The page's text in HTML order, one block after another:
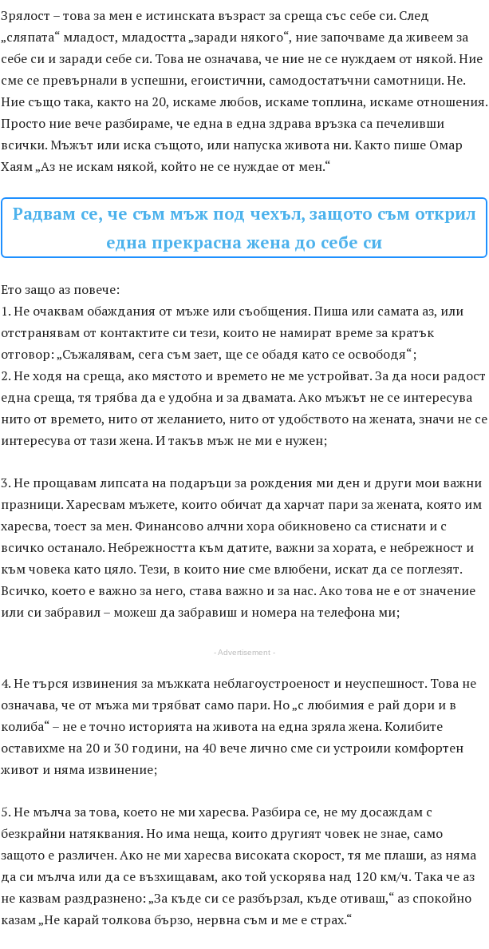
Зрялост – това за мен е истинската възраст за среща със себе си. След
„сляпата“ младост, младостта „заради някого“, ние започваме да живеем за
себе си и заради себе си. Това не означава, че ние не се нуждаем от някой. Ние
сме се превърнали в успешни, егоистични, самодостатъчни самотници. Не.
Ние също така, както на 20, искаме любов, искаме топлина, искаме отношения.
Просто ние вече разбираме, че една в една здрава връзка са печеливши
всички. Мъжът или иска същото, или напуска живота ни. Както пише Омар
Хаям „Аз не искам някой, който не се нуждае от мен.“
Радвам се, че съм мъж под чехъл, защото съм открил
една прекрасна жена до себе си
Ето защо аз повече:
1. Не очаквам обаждания от мъже или съобщения. Пиша или самата аз, или
отстранявам от контактите си тези, които не намират време за кратък
отговор: „Съжалявам, сега съм зает, ще се обадя като се освободя“;
2. Не ходя на среща, ако мястото и времето не ме устройват. За да носи радост
една среща, тя трябва да е удобна и за двамата. Ако мъжът не се интересува
нито от времето, нито от желанието, нито от удобството на жената, значи не се
интересува от тази жена. И такъв мъж не ми е нужен;
3. Не прощавам липсата на подаръци за рождения ми ден и други мои важни
празници. Харесвам мъжете, които обичат да харчат пари за жената, която им
харесва, тоест за мен. Финансово алчни хора обикновено са стиснати и с
всичко останало. Небрежността към датите, важни за хората, е небрежност и
към човека като цяло. Тези, в които ние сме влюбени, искат да се поглезят.
Всичко, което е важно за него, става важно и за нас. Ако това не е от значение
или си забравил – можеш да забравиш и номера на телефона ми;
- Advertisement -
4. Не търся извинения за мъжката неблагоустроеност и неуспешност. Това не
означава, че от мъжа ми трябват само пари. Но „с любимия е рай дори и в
колиба“ – не е точно историята на живота на една зряла жена. Колибите
оставихме на 20 и 30 години, на 40 вече лично сме си устроили комфортен
живот и няма извинение;
5. Не мълча за това, което не ми харесва. Разбира се, не му досаждам с
безкрайни натяквания. Но има неща, които другият човек не знае, само
защото е различен. Ако не ми харесва високата скорост, тя ме плаши, аз няма
да си мълча или да се възхищавам, ако той ускорява над 120 км/ч. Така че аз
не казвам раздразнено: „За къде си се разбързал, къде отиваш,“ аз спокойно
казам „Не карай толкова бързо, нервна съм и ме е страх.“